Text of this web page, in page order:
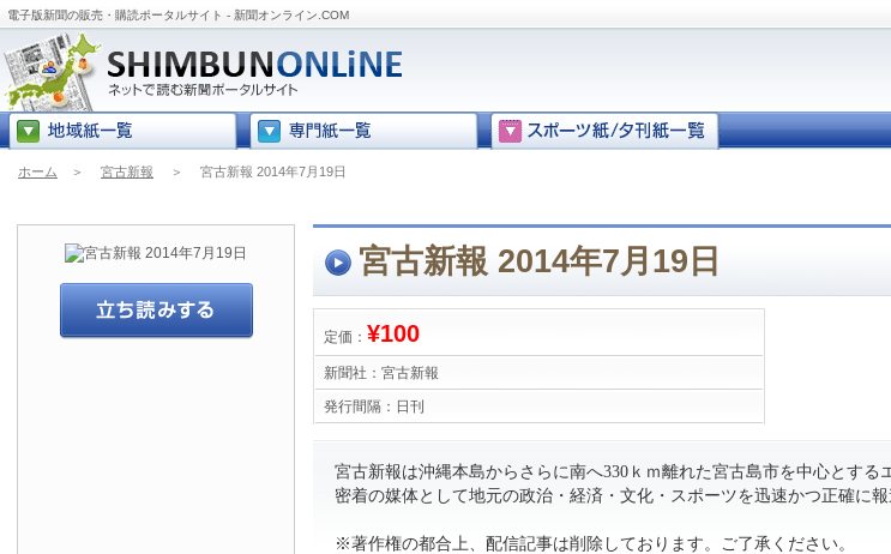
電子版新聞の販売・購読ポータルサイト - 新聞オンライン.COM
ホーム ＞ 宮古新報 ＞ 宮古新報 2014年7月19日
宮古新報 2014年7月19日
定価： ¥100
新聞社： 宮古新報
発行間隔： 日刊
宮古新報は沖縄本島からさらに南へ330ｋｍ離れた宮古島市を中心とする
密着の媒体として地元の政治・経済・文化・スポーツを迅速かつ正確に報
※著作権の都合上、配信記事は削除しております。ご了承ください。